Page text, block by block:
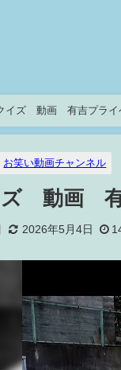
イズ 動画 有吉プライ
お笑い動画チャンネル
ズ 動画 有
2026年5月4日